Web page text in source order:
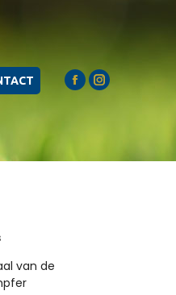
FacebookInstagram
van de